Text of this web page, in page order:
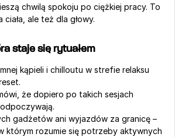
chwilą spokoju po ciężkiej pracy. To
ale też dla głowy.
staje się rytuałem
kąpieli i chilloutu w strefie relaksu
że dopiero po takich sesjach
gadżetów ani wyjazdów za granicę –
którym rozumie się potrzeby aktywnych